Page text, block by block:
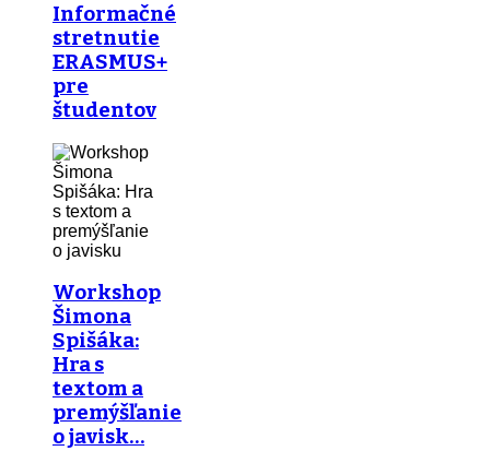
Informačné
stretnutie
ERASMUS+
pre
študentov
Workshop
Šimona
Spišáka:
Hra s
textom a
premýšľanie
o javisk…